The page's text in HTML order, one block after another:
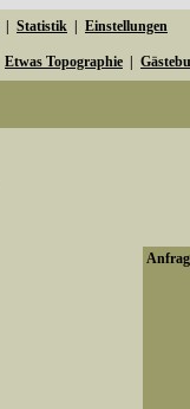
Statistik Einstellungen
Etwas Topographie